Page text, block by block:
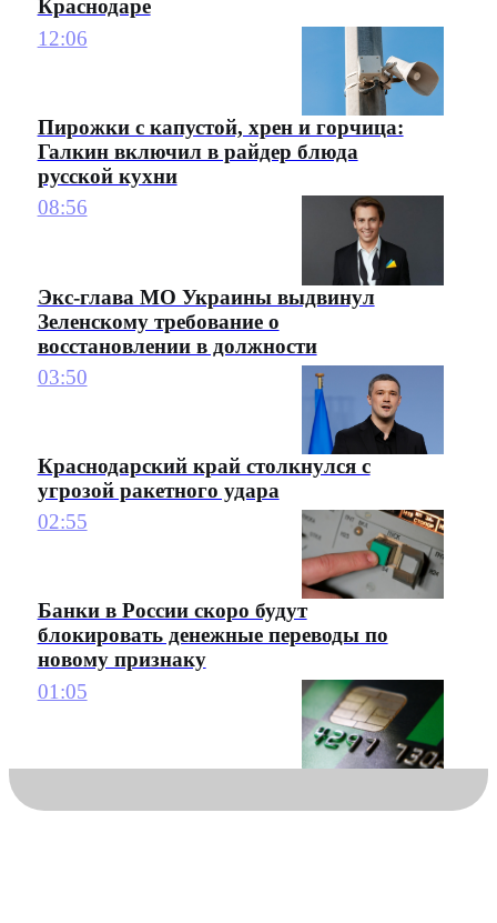
Краснодаре
12:06
Пирожки с капустой, хрен и горчица:
Галкин включил в райдер блюда
русской кухни
08:56
Экс-глава МО Украины выдвинул
Зеленскому требование о
восстановлении в должности
03:50
Краснодарский край столкнулся с
угрозой ракетного удара
02:55
Банки в России скоро будут
блокировать денежные переводы по
новому признаку
01:05